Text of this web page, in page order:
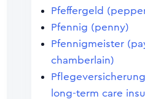
Pfeffergeld
Pfennig (penny)
Pfennigmeister
chamberlain)
long-term care